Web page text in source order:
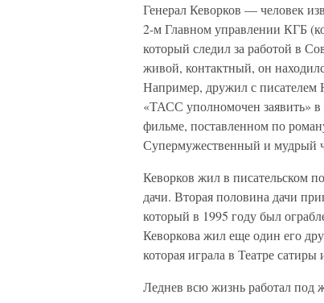
Генерал Кеворков — человек
2-м Главном управлении КГБ
который следил за работой в
живой, контактный, он
Например, дружил с
«ТАСС уполномочен заявить» в
фильме, поставленном по
Супермужественный и мудрый
Кеворков жил в писательском
дачи. Вторая половина дачи
который в 1995 году был
Кеворкова жил еще один его
которая играла в Театре
Леднев всю жизнь работал